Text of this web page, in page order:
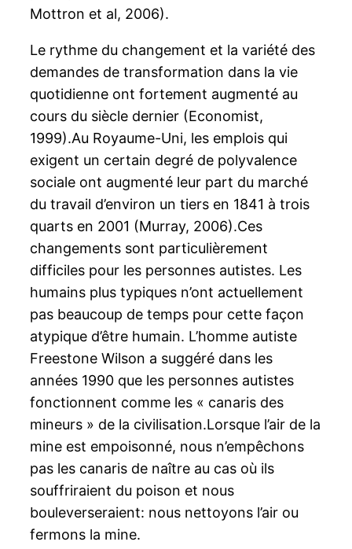
Mottron et al, 2006).
Le rythme du changement et la variété des
demandes de transformation dans la vie
quotidienne ont fortement augmenté au
cours du siècle dernier (Economist,
1999).Au Royaume-Uni, les emplois qui
exigent un certain degré de polyvalence
sociale ont augmenté leur part du marché
du travail d’environ un tiers en 1841 à trois
quarts en 2001 (Murray, 2006).Ces
changements sont particulièrement
difficiles pour les personnes autistes. Les
humains plus typiques n’ont actuellement
pas beaucoup de temps pour cette façon
atypique d’être humain. L’homme autiste
Freestone Wilson a suggéré dans les
années 1990 que les personnes autistes
fonctionnent comme les « canaris des
mineurs » de la civilisation.Lorsque l’air de la
mine est empoisonné, nous n’empêchons
pas les canaris de naître au cas où ils
souffriraient du poison et nous
bouleverseraient: nous nettoyons l’air ou
fermons la mine.